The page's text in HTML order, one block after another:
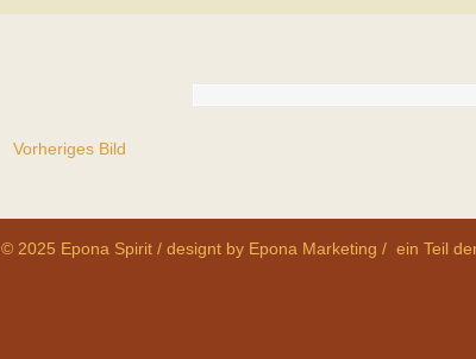
Vorheriges Bild
© 2025 Epona Spirit / designt by Epona Marketing / ein Teil